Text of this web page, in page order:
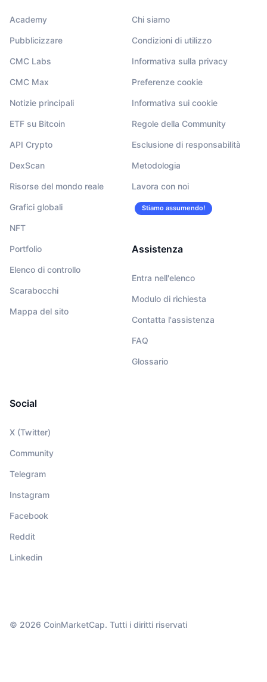
Academy
Pubblicizzare
CMC Labs
CMC Max
Notizie principali
ETF su Bitcoin
API Crypto
DexScan
Risorse del mondo reale
Grafici globali
NFT
Portfolio
Elenco di controllo
Scarabocchi
Mappa del sito
Chi siamo
Condizioni di utilizzo
Informativa sulla privacy
Preferenze cookie
Informativa sui cookie
Regole della Community
Esclusione di responsabilità
Metodologia
Lavora con noi
Stiamo assumendo!
Assistenza
Entra nell'elenco
Modulo di richiesta
Contatta l'assistenza
FAQ
Glossario
Social
X (Twitter)
Community
Telegram
Instagram
Facebook
Reddit
Linkedin
© 2026 CoinMarketCap. Tutti i diritti riservati